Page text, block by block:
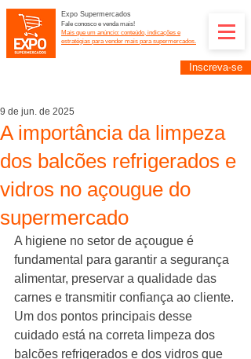
Expo Supermercados
Fale conosco e venda mais!
Mais que um anúncio: conteúdo, indicações e
estratégias para vender mais para supermercados.
Inscreva-se
A importância da limpeza
dos balcões refrigerados e
vidros no açougue do
supermercado
9 de jun. de 2025
A higiene no setor de açougue é
fundamental para garantir a segurança
alimentar, preservar a qualidade das
carnes e transmitir confiança ao cliente.
Um dos pontos principais desse
cuidado está na correta limpeza dos
balcões refrigerados e dos vidros que